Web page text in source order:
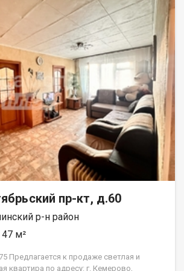
пр-кт, д.60
р-н район
47 м²
Предлагается к продаже светлая и
квартира по адресу: г. Кемерово,